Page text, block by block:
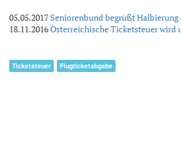
05.05.2017 Seniorenbund begrüßt Halbierung
18.11.2016Österreichische Ticketsteuer wird
Ticketsteuer Flugticketabgabe